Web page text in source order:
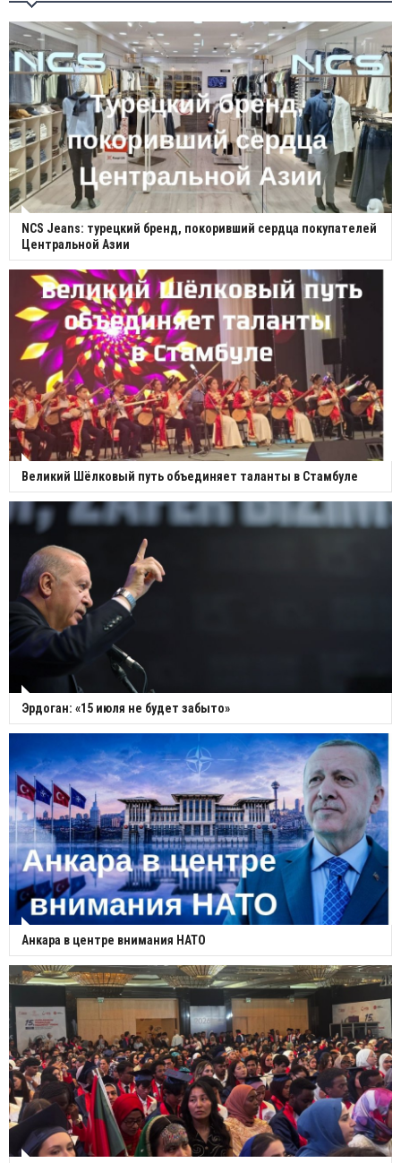
NCS Jeans: турецкий бренд, покоривший сердца покупателей
Центральной Азии
Великий Шёлковый путь объединяет таланты в Стамбуле
Эрдоган: «15 июля не будет забыто»
Анкара в центре внимания НАТО